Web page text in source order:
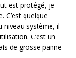
est protégé, je
C’est quelque
niveau système, il
C’est un
de grosse panne